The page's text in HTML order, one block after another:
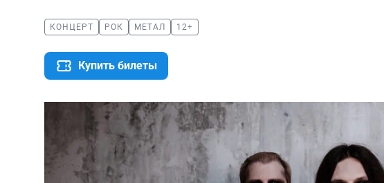
КОНЦЕРТ РОК МЕТАЛ 12+
Купить билеты